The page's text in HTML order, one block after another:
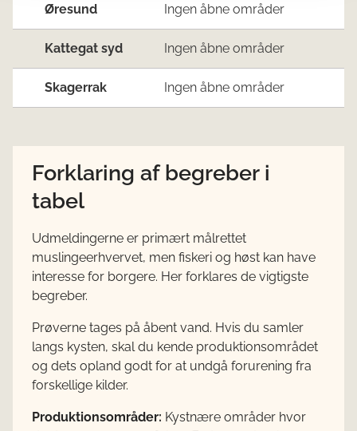
Øresund Ingen åbne områder
Kattegat syd Ingen åbne områder
Skagerrak Ingen åbne områder
Forklaring af begreber i
tabel
Udmeldingerne er primært målrettet
muslingeerhvervet, men fiskeri og høst kan have
interesse for borgere. Her forklares de vigtigste
begreber.
Prøverne tages på åbent vand. Hvis du samler
langs kysten, skal du kende produktionsområdet
og dets opland godt for at undgå forurening fra
forskellige kilder.
Produktionsområder: Kystnære områder hvor